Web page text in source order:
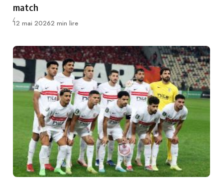
match
Publié
12 mai 20262 min lire